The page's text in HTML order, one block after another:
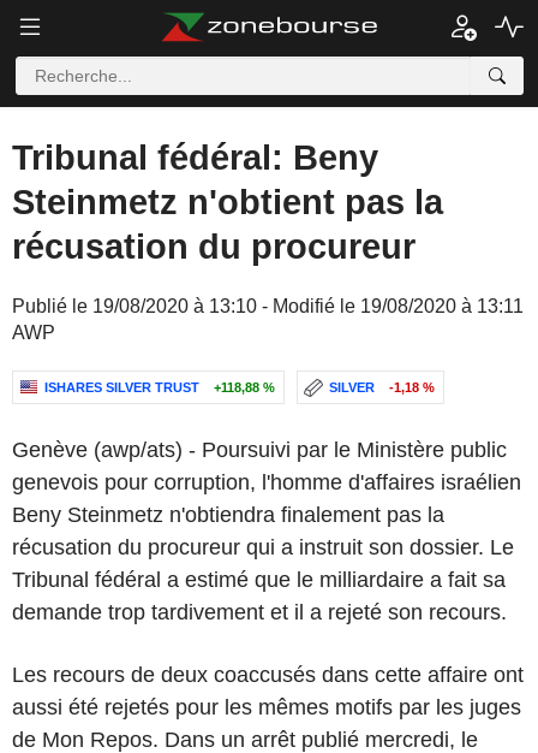
Tribunal fédéral: Beny
Steinmetz n'obtient pas la
récusation du procureur
Publié le 19/08/2020 à 13:10 - Modifié le 19/08/2020 à 13:11
AWP
ISHARES SILVER TRUST +118,88 % SILVER -1,18 %
Genève (awp/ats) - Poursuivi par le Ministère public
genevois pour corruption, l'homme d'affaires israélien
Beny Steinmetz n'obtiendra finalement pas la
récusation du procureur qui a instruit son dossier. Le
Tribunal fédéral a estimé que le milliardaire a fait sa
demande trop tardivement et il a rejeté son recours.
Les recours de deux coaccusés dans cette affaire ont
aussi été rejetés pour les mêmes motifs par les juges
de Mon Repos. Dans un arrêt publié mercredi, le